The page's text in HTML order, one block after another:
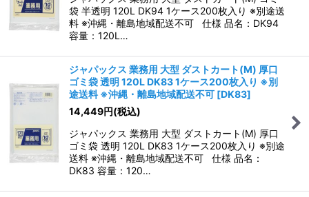
袋 半透明 120L DK94 1ケース200枚入り ※別途送
料 ※沖縄・離島地域配送不可 仕様 品名：DK94
容量：120L…
ジャパックス 業務用 大型 ダストカート(M) 厚口
ゴミ袋 透明 120L DK83 1ケース200枚入り ※別
途送料 ※沖縄・離島地域配送不可 [DK83]
14,449円(税込)
ジャパックス 業務用 大型 ダストカート(M) 厚口
ゴミ袋 透明 120L DK83 1ケース200枚入り ※別途
送料 ※沖縄・離島地域配送不可 仕様 品名：
DK83 容量：120…